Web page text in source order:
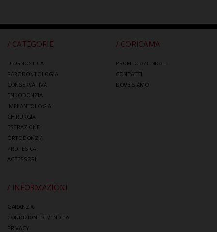
/ CATEGORIE
DIAGNOSTICA
PARODONTOLOGIA
CONSERVATIVA
ENDODONZIA
IMPLANTOLOGIA
CHIRURGIA
ESTRAZIONE
ORTODONZIA
PROTESICA
ACCESSORI
/ CORICAMA
PROFILO AZIENDALE
CONTATTI
DOVE SIAMO
/ INFORMAZIONI
GARANZIA
CONDIZIONI DI VENDITA
PRIVACY